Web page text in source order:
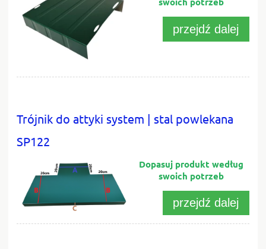
przejdź dalej
Trójnik do attyki system | stal powlekana
SP122
przejdź dalej